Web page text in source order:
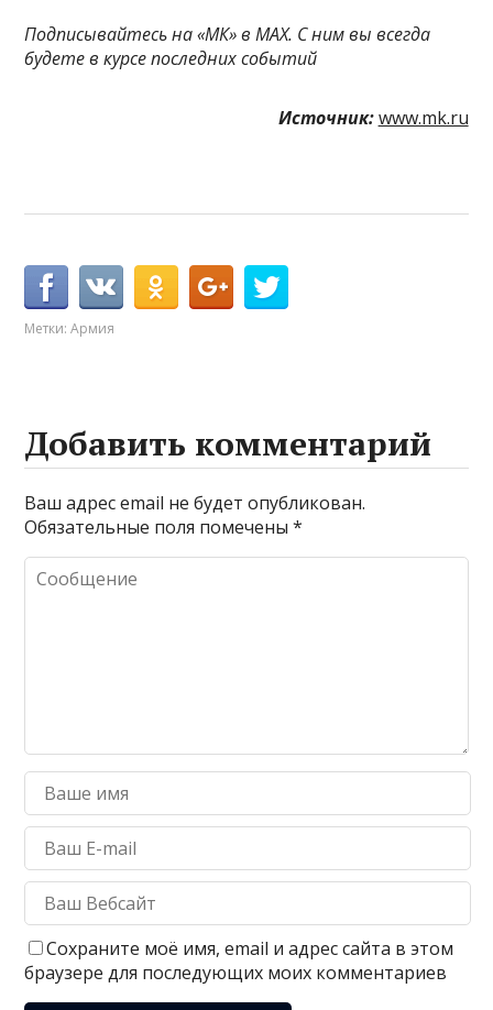
Подписывайтесь на «МК» в MAX. С ним вы всегда
будете в курсе последних событий
Источник: www.mk.ru
Метки:Армия
Добавить комментарий
Ваш адрес email не будет опубликован.
Обязательные поля помечены*
Сохраните моё имя, email и адрес сайта в этом
браузере для последующих моих комментариев